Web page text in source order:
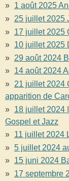
1 août 2025
25 juillet 2025
17 juillet 2025
10 juillet 2025
29 août 2024
14 août 2024
21 juillet 2024
apparition de
18 juillet 2024
Gospel et Jazz
11 juillet 2024
5 juillet 2024
15 juni 2024
17 septembre